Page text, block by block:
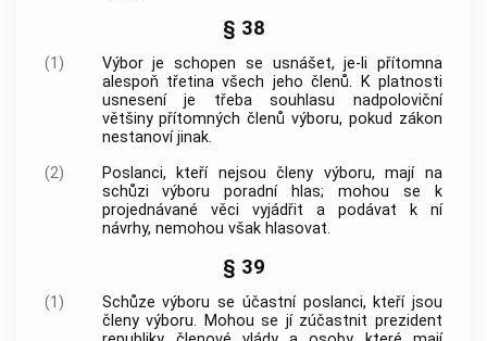
§ 38
(1)
Výbor je schopen se usnášet, je-li přítomna
alespoň třetina všech jeho členů. K platnosti
usnesení je třeba souhlasu nadpoloviční
většiny přítomných členů výboru, pokud zákon
nestanoví jinak.
(2)
Poslanci, kteří nejsou členy výboru, mají na
schůzi výboru poradní hlas; mohou se k
projednávané věci vyjádřit a podávat k ní
návrhy, nemohou však hlasovat.
§ 39
(1)
Schůze výboru se účastní poslanci, kteří jsou
členy výboru. Mohou se jí zúčastnit prezident